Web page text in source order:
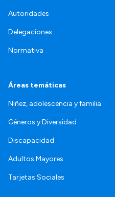
Autoridades
Delegaciones
Normativa
Áreas temáticas
Niñez, adolescencia y familia
Géneros y Diversidad
Discapacidad
Adultos Mayores
Tarjetas Sociales